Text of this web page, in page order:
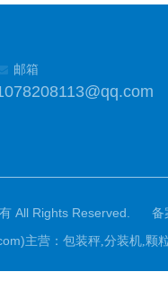
邮箱
All Rights Reserved.
备
主营： 包装秤,分装机,颗